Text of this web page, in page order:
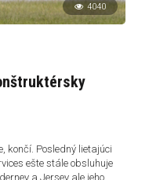
4040
končí. Posledný lietajúci
ešte stále obsluhuje
a Jersey ale jeho